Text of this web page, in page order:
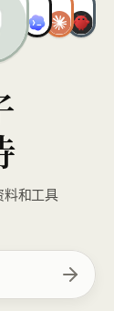
料和工具